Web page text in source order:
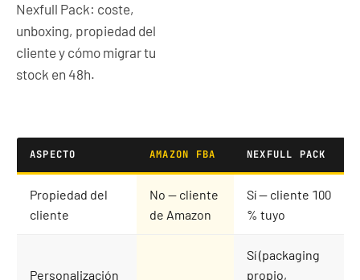
Nexfull Pack: coste,
unboxing, propiedad del
cliente y cómo migrar tu
stock en 48h.
ASPECTO AMAZON FBA NEXFULL PACK
Propiedad del
cliente
No — cliente
de Amazon
Sí — cliente 100
% tuyo
Personalización
Sí (packaging
propio,